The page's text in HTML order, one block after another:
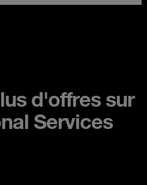
d'offres sur
Services